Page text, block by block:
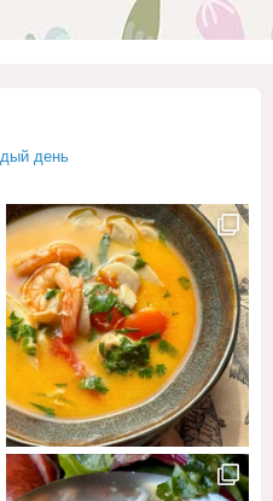
день